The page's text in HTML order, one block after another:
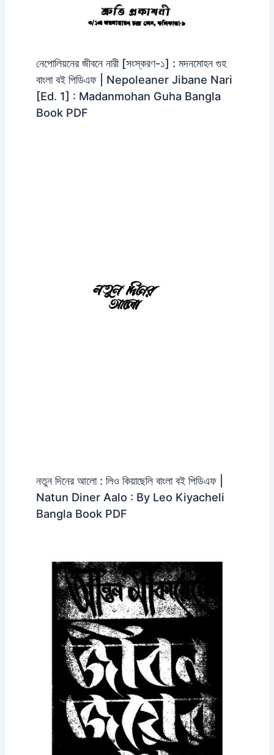
নেপোলিয়নের জীবনে নারী [সংস্করণ-১] : মদনমোহন গুহ
বাংলা বই পিডিএফ | Nepoleaner Jibane Nari
[Ed. 1] : Madanmohan Guha Bangla
Book PDF
নতুন দিনের আলো : লিও কিয়াছেলি বাংলা বই পিডিএফ |
Natun Diner Aalo : By Leo Kiyacheli
Bangla Book PDF